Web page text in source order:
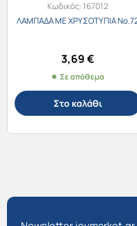
Κωδικός:167012
ΛΑΜΠΑΔΑ ΜΕ ΧΡΥΣΟΤΥΠΙΑ
3,69€
Σε απόθεμα
Στο καλάθι